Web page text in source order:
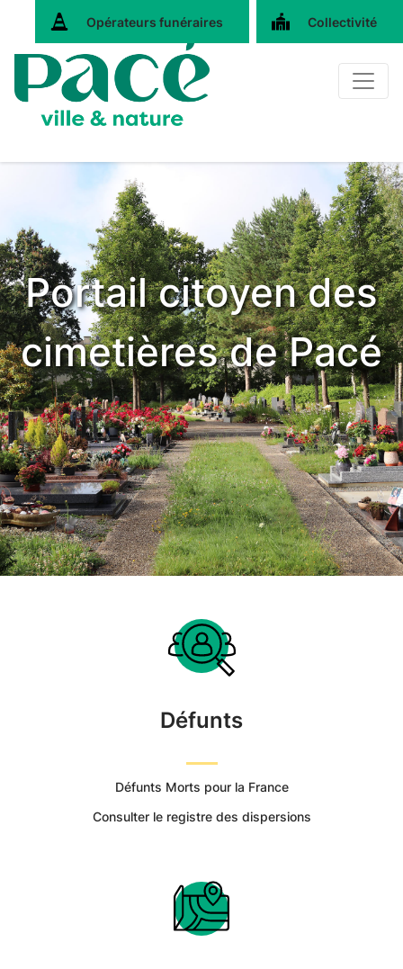
Opérateurs funéraires Collectivité
Portail citoyen des
cimetières de Pacé
Accueil
du
Ville
de
Pacé
-
Portail
Défunts
Défunts Morts pour la France
Consulter le registre des dispersions